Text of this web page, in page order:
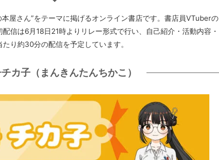
屋さん”をテーマに掲げるオンライン書店です。書店員VTuberの
信は6月18日21時よりリレー形式で行い、自己紹介・活動内容・
り約30分の配信を予定しています。
カ子（まんきんたんちかこ）